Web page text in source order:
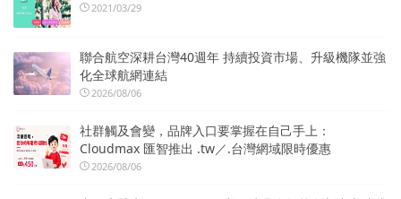
2021/03/29
聯合航空深耕台灣40週年 持續投資市場、升級機隊並強
化全球航網連結
2026/08/06
社群觸及會變，品牌入口要掌握在自己手上：
Cloudmax 匯智推出 .tw／.台灣網域限時優惠
2026/08/06